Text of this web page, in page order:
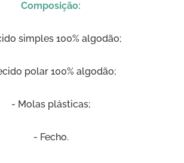
Composição:
simples 100% algodão;
polar 100% algodão;
- Molas plásticas;
- Fecho.